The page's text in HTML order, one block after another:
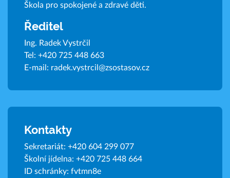
Škola pro spokojené a zdravé děti.
Ředitel
Ing. Radek Vystrčil
Tel: +420 725 448 663
E-mail: radek.vystrcil@zsostasov.cz
Kontakty
Sekretariát: +420 604 299 077
Školní jídelna: +420 725 448 664
ID schránky: fvtmn8e